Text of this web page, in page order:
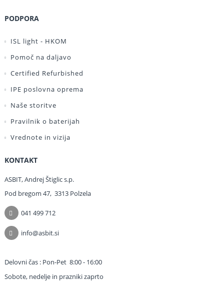
PODPORA
ISL light - HKOM
Pomoč na daljavo
Certified Refurbished
IPE poslovna oprema
Naše storitve
Pravilnik o baterijah
Vrednote in vizija
KONTAKT
ASBIT, Andrej Štiglic s.p.
Pod bregom 47, 3313 Polzela
041 499 712
info@asbit.si
Delovni čas : Pon-Pet 8:00 - 16:00
Sobote, nedelje in prazniki zaprto